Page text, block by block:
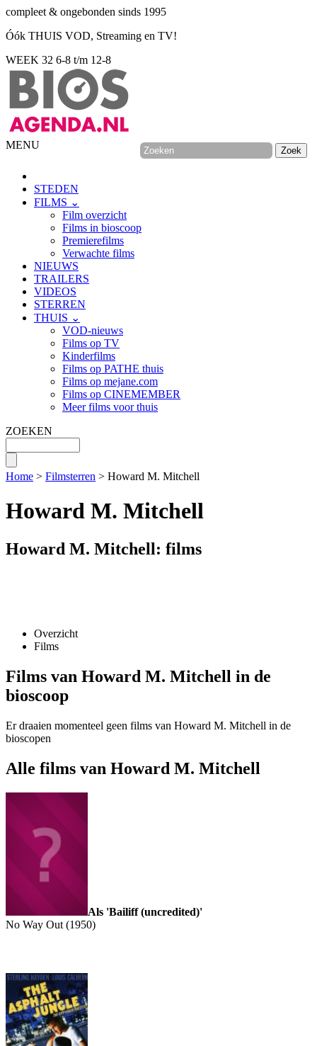
compleet & ongebonden sinds 1995
Óók THUIS VOD, Streaming en TV!
WEEK 32 6-8 t/m 12-8
MENU
STEDEN
FILMS ⌄
Film overzicht
Films in bioscoop
Premierefilms
Verwachte films
NIEUWS
TRAILERS
VIDEOS
STERREN
THUIS ⌄
VOD-nieuws
Films op TV
Kinderfilms
Films op PATHE thuis
Films op mejane.com
Films op CINEMEMBER
Meer films voor thuis
ZOEKEN
Home > Filmsterren > Howard M. Mitchell
Howard M. Mitchell
Howard M. Mitchell: films
Overzicht
Films
Films van Howard M. Mitchell in de
bioscoop
Er draaien momenteel geen films van Howard M. Mitchell in de
bioscopen
Alle films van Howard M. Mitchell
Als 'Bailiff (uncredited)'
No Way Out (1950)